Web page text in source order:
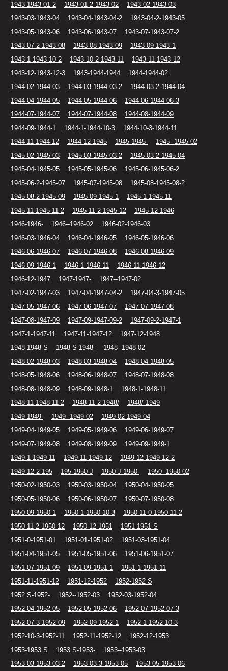
1943-1943-01-2
1943-01-2-1943-02
1943-02-1943-03
1943-03-1943-04
1943-04-1943-04-2
1943-04-2-1943-05
1943-05-1943-06
1943-06-1943-07
1943-07-1943-07-2
1943-07-2-1943-08
1943-08-1943-09
1943-09-1943-1
1943-1-1943-10-2
1943-10-2-1943-11
1943-11-1943-12
1943-12-1943-12-3
1943-1944-1944
1944-1944-02
1944-02-1944-03
1944-03-1944-03-2
1944-03-2-1944-04
1944-04-1944-05
1944-05-1944-06
1944-06-1944-06-3
1944-07-1944-07
1944-07-1944-08
1944-08-1944-09
1944-09-1944-1
1944-1-1944-10-3
1944-10-3-1944-11
1944-11-1944-12
1944-12-1945 1945-1945-
1945--1945-02
1945-02-1945-03
1945-03-1945-03-2
1945-03-2-1945-04
1945-04-1945-05
1945-05-1945-06
1945-06-1945-06-2
1945-06-2-1945-07
1945-07-1945-08
1945-08-1945-08-2
1945-08-2-1945-09
1945-09-1945-1
1945-1-1945-11
1945-11-1945-11-2
1945-11-2-1945-12
1945-12-1946
1946-1946-
1946--1946-02
1946-02-1946-03
1946-03-1946-04
1946-04-1946-05
1946-05-1946-06
1946-06-1946-07
1946-07-1946-08
1946-08-1946-09
1946-09-1946-1
1946-1-1946-11
1946-11-1946-12
1946-12-1947
1947-1947-
1947--1947-02
1947-02-1947-03
1947-04-1947-04-2
1947-04-3-1947-05
1947-05-1947-06
1947-06-1947-07
1947-07-1947-08
1947-08-1947-09
1947-09-1947-09-2
1947-09-2-1947-1
1947-1-1947-11
1947-11-1947-12
1947-12-1948
1948-1948 S
1948 S-1948-
1948--1948-02
1948-02-1948-03
1948-03-1948-04
1948-04-1948-05
1948-05-1948-06
1948-06-1948-07
1948-07-1948-08
1948-08-1948-09
1948-09-1948-1
1948-1-1948-11
1948-11-1948-11-2
1948-11-2-1948/
1948/-1949
1949-1949-
1949--1949-02
1949-02-1949-04
1949-04-1949-05
1949-05-1949-06
1949-06-1949-07
1949-07-1949-08
1949-08-1949-09
1949-09-1949-1
1949-1-1949-11
1949-11-1949-12
1949-12-1949-12-2
1949-12-2-195
195-1950 J 1950 J-1950-
1950--1950-02
1950-02-1950-03
1950-03-1950-04
1950-04-1950-05
1950-05-1950-06
1950-06-1950-07
1950-07-1950-08
1950-09-1950-1
1950-1-1950-10-3
1950-11-0-1950-11-2
1950-11-2-1950-12
1950-12-1951
1951-1951 S
1951-0-1951-01
1951-01-1951-02
1951-03-1951-04
1951-04-1951-05
1951-05-1951-06
1951-06-1951-07
1951-07-1951-09
1951-09-1951-1
1951-1-1951-11
1951-11-1951-12
1951-12-1952
1952-1952 S
1952 S-1952-
1952--1952-03
1952-03-1952-04
1952-04-1952-05
1952-05-1952-06
1952-07-1952-07-3
1952-07-3-1952-09
1952-09-1952-1
1952-1-1952-10-3
1952-10-3-1952-11
1952-11-1952-12
1952-12-1953
1953-1953 S
1953 S-1953-
1953--1953-03
1953-03-1953-03-2
1953-03-3-1953-05 1953-05-1953-06